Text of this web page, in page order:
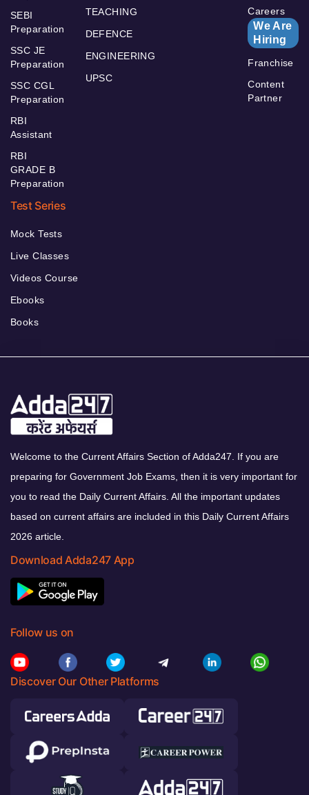
SEBI
Preparation
SSC JE
Preparation
SSC CGL
Preparation
RBI
Assistant
RBI
GRADE B
Preparation
TEACHING
DEFENCE
ENGINEERING
UPSC
Careers
We Are
Hiring
Franchise
Content
Partner
Test Series
Mock Tests
Live Classes
Videos Course
Ebooks
Books
Welcome to the Current Affairs Section of Adda247. If you are
preparing for Government Job Exams, then it is very important for
you to read the Daily Current Affairs. All the important updates
based on current affairs are included in this Daily Current Affairs
2026 article.
Download Adda247 App
Follow us on
Discover Our Other Platforms